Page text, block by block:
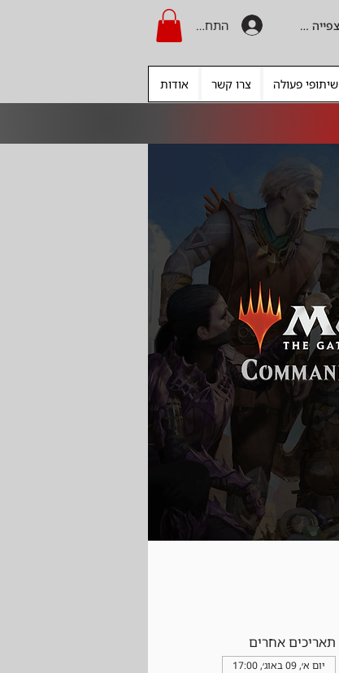
התחברות היכנסו לצפייה בקרדיט
שיתופי פעולה צרו קשר אודות
תאריכים אחרים
יום א׳, 09 באוג׳, 17:00